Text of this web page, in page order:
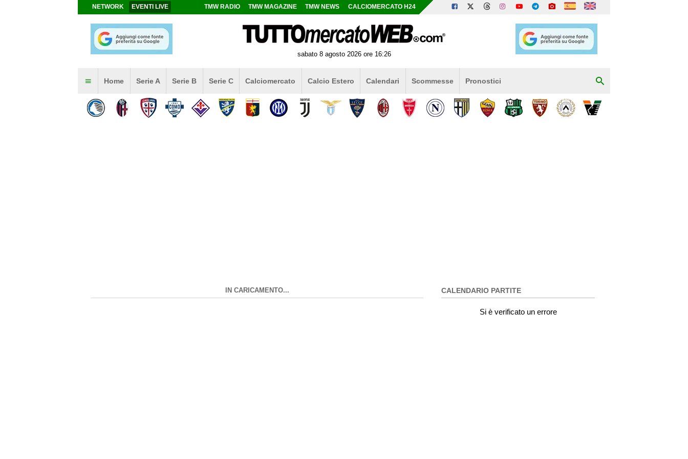
NETWORK EVENTI LIVE TMW RADIO TMW MAGAZINE TMW NEWS CALCIOMERCATO H24
sabato 8 agosto 2026 ore 16:26
Home Serie A Serie B Serie C Calciomercato Calcio Estero Calendari Scommesse Pronostici
IN CARICAMENTO... CALENDARIO PARTITE
Si è verificato un errore